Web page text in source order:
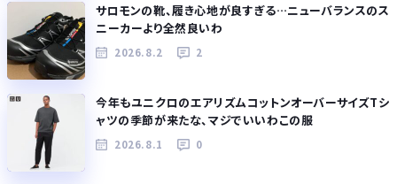
サロモンの靴、履き心地が良すぎる…ニューバランスのス
ニーカーより全然良いわ
2026.8.2 2
今年もユニクロのエアリズムコットンオーバーサイズTシ
ャツの季節が来たな、マジでいいわこの服
2026.8.1 0